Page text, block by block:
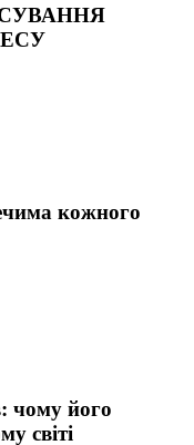
кожного
чому його
світі